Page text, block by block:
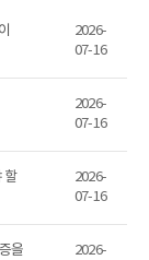
2026-
07-16
2026-
07-16
할
2026-
07-16
을
2026-